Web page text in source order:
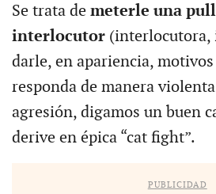
Se trata de meterle una
interlocutor(interlocutora,
darle, en apariencia,
responda de manera
agresión, digamos un buen
derive en épica “cat fight”.
PUBLICIDAD